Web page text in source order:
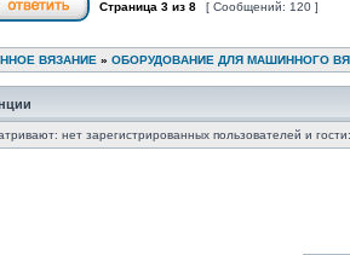
Страница 3 из 8 [ Сообщений: 120 ]
ВЯЗАНИЕ » ОБОРУДОВАНИЕ ДЛЯ МАШИННОГО
нет зарегистрированных пользователей и